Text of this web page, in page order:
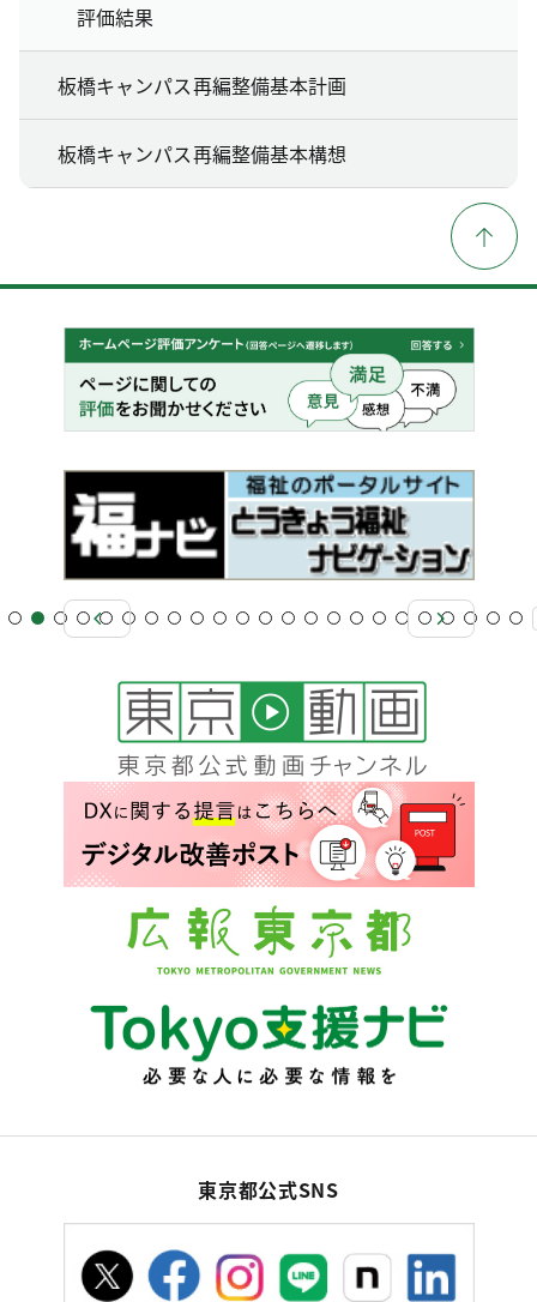
評価結果
板橋キャンパス再編整備基本計画
板橋キャンパス再編整備基本構想
東京都公式SNS